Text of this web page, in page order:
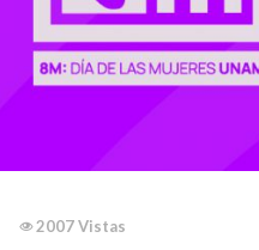
2007 Vistas